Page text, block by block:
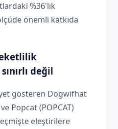
%36'lık
önemli katkıda
değil
gösteren Dogwifhat
Popcat (POPCAT)
eleştirilere